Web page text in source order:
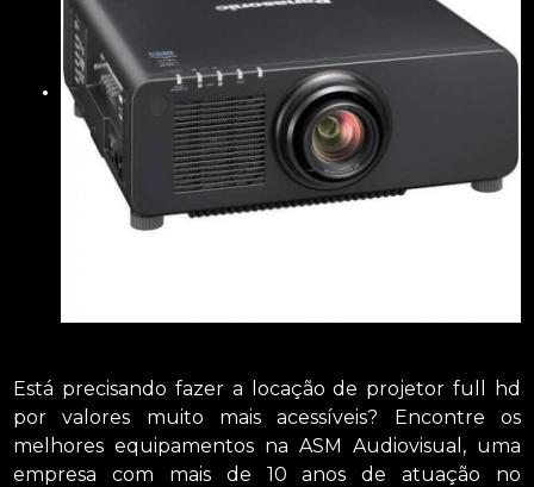
Está precisando fazer a locação de projetor full hd
por valores muito mais acessíveis? Encontre os
melhores equipamentos na ASM Audiovisual, uma
empresa com mais de 10 anos de atuação no